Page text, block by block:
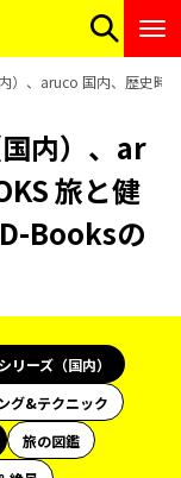
）、aruco 国内、歴史時
内）、ar
旅と健
Booksの
リーズ（国内）
グ&テクニック
旅の図鑑